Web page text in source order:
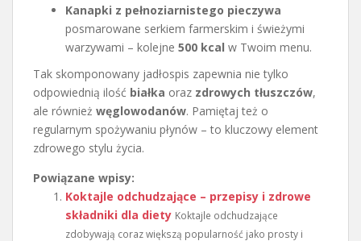
Kanapki z pełnoziarnistego pieczywa
posmarowane serkiem farmerskim i świeżymi
warzywami – kolejne 500 kcal w Twoim menu.
Tak skomponowany jadłospis zapewnia nie tylko
odpowiednią ilość białka oraz zdrowych tłuszczów,
ale również węglowodanów. Pamiętaj też o
regularnym spożywaniu płynów – to kluczowy element
zdrowego stylu życia.
Powiązane wpisy:
Koktajle odchudzające – przepisy i zdrowe
składniki dla diety Koktajle odchudzające
zdobywają coraz większą popularność jako prosty i